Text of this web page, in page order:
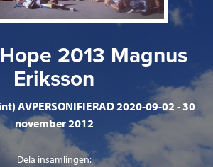
2013 Magnus
Eriksson
AVPERSONIFIERAD 2020-09-02 30
november 2012
Dela insamlingen: